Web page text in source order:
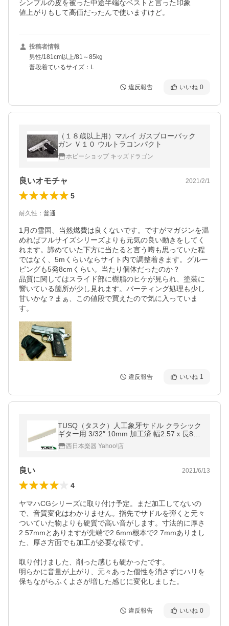
シンプルの皮を被った中途半端なベストと言った印象
値上がりもして高価だったんで使いますけど。
投稿者情報
男性/181cm以上/81～85kg
普段着ているサイズ：L
違反報告 いいね 0
（１８歳以上用）マルイ ガスブローバック
ガン Ｖ１０ ウルトラコンパクト
ホビーショップ キッズドラゴン
良いオモチャ 2021/2/1
5
耐久性 ： 普通
1月の雪国、当然燃費は良くないです。ですがマガジンを温
めればフルサイズシリーズよりも元気の良い動きをしてく
れます。諦めていた下方に当たると言う噂も思っていた程
ではなく、5mくらいならサイト内で調整着きます。グルー
ピングも5発8cmくらい。当たり個体だったのか？
品質に関してはスライド部に樹脂のヒケが見られ、塗装に
響いている箇所が少し見れます。パーティング処理も少し
甘いかな？まぁ、この値段で買えたので気に入っていま
す。
違反報告 いいね 1
TUSQ（タスク）人工象牙サドル クラシック
ギター用 3/32″ 10mm 加工済 幅2.57ｘ長80.
01ｘ高10.01 PQ-9210-C0 ポイント消化 送
料無料
西日本楽器 Yahoo!店
良い 2021/6/13
4
ヤマハCGシリーズに取り付け予定。まだ加工してないの
で、音質変化はわかりません。指先でサドルを弾くと元々
ついていた物よりも硬質で高い音がします。寸法的に厚さ
2.57mmとありますが先端で2.6mm根本で2.7mmありまし
た、厚さ方面でも加工が必要な様です。
取り付けました、削った感じも硬かったです。
明らかに音量が上がり、元々あった個性を消さずにハリを
保ちながらふくよさが増した感じに変化しました。
違反報告 いいね 0